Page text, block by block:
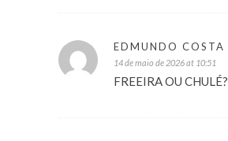
EDMUNDO COSTA
14 de maio de 2026 at 10:51
FREEIRA OU CHULÉ?